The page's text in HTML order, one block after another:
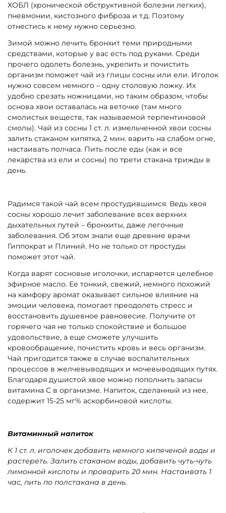
ХОБЛ (хронической обструктивной болезни легких),
пневмонии, кистозного фиброза и т.д. Поэтому
отнестись к нему нужно серьезно.
Зимой можно лечить бронхит теми природными
средствами, которые у вас есть под руками. Среди
прочего одолеть болезнь, укрепить и почистить
организм поможет чай из глицы сосны или ели. Иголок
нужно совсем немного – одну столовую ложку. Их
удобно срезать ножницами, но таким образом, чтобы
основа хвои оставалась на веточке (там много
смолистых веществ, так называемой терпентиновой
смолы). Чай из сосны 1 ст. л. измельченной хвои сосны
залить стаканом кипятка, 2 мин. варить на слабом огне,
настаивать полчаса. Пить после еды (как и все
лекарства из ели и сосны) по трети стакана трижды в
день.
Радимся такой чай всем простудившимся. Ведь хвоя
сосны хорошо лечит заболевание всех верхних
дыхательных путей – бронхиты, даже легочные
заболевания. Об этом знали еще древние врачи
Гиппократ и Плиний. Но не только от простуды
поможет этот чай.
Когда варят сосновые иголочки, испаряется целебное
эфирное масло. Ее тонкий, свежий, немного похожий
на камфору аромат оказывает сильное влияние на
эмоции человека, помогает преодолеть стресс и
восстановить душевное равновесие. Получите от
горячего чая не только спокойствие и большое
удовольствие, а еще сможете улучшить
кровообращение, почистить кровь и весь организм.
Чай пригодится также в случае воспалительных
процессов в желчевыводящих и мочевыводящих путях.
Благодаря душистой хвое можно пополнить запасы
витамина С в организме. Напиток, сделанный из нее,
содержит 15-25 мг% аскорбиновой кислоты.
Витаминный напиток
К 1 ст. л. иголочек добавить немного кипяченой воды и
растереть. Залить стаканом воды, добавить чуть-чуть
лимонной кислоты и проварить 20 мин. Настаивать 1
час, пить по полстакана в день.